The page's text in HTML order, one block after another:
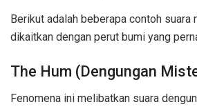
Berikut adalah beberapa contoh suara
dikaitkan dengan perut bumi yang
The Hum (Dengungan
Fenomena ini melibatkan suara